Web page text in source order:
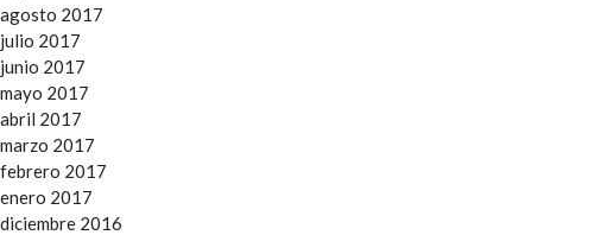
agosto 2017
julio 2017
junio 2017
mayo 2017
abril 2017
marzo 2017
febrero 2017
enero 2017
diciembre 2016